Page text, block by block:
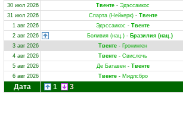
30 июл 2026
Твенте - Эдэссаикос
31 июл 2026
Спарта (Нейкерк)- Твенте
1 авг 2026
Эдэссаикос - Твенте
2 авг 2026
Боливия (нац.)- Бразилия (нац.)
3 авг 2026
Твенте - Гронинген
4 авг 2026
Твенте - Свислочь
5 авг 2026
Де Батавен- Твенте
6 авг 2026
Твенте- Мидлсбро
Дата 1 3